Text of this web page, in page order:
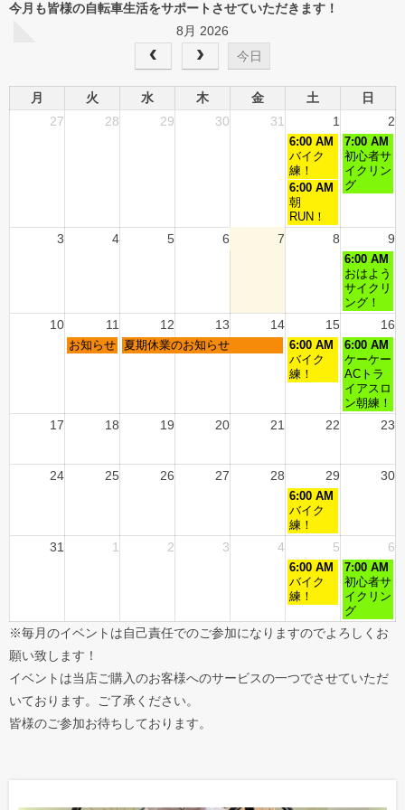
今月も皆様の自転車生活をサポートさせていただきます！
8月 2026
今日
月 火 水 木 金 土
日
27
28 29 30 31 1 2
6:00 AM
バイク
練！
7:00 AM
初心者サ
イクリン
グ
6:00 AM
朝
RUN！
3 4 5 6 7 8 9
6:00 AM
おはよう
サイクリ
ング！
10 11 12 13 14 15 16
お知らせ 夏期休業のお知らせ
6:00 AM
バイク
練！
6:00 AM
ケーケー
ACトラ
イアスロ
ン朝練！
17 18 19 20 21 22 23
24 25 26 27 28 29 30
6:00 AM
バイク
練！
31 1 2 3 4 5 6
6:00 AM
バイク
練！
7:00 AM
初心者サ
イクリン
グ
※毎月のイベントは自己責任でのご参加になりますのでよろしくお
願い致します！
イベントは当店ご購入のお客様へのサービスの一つでさせていただ
いております。ご了承ください。
皆様のご参加お待ちしております。